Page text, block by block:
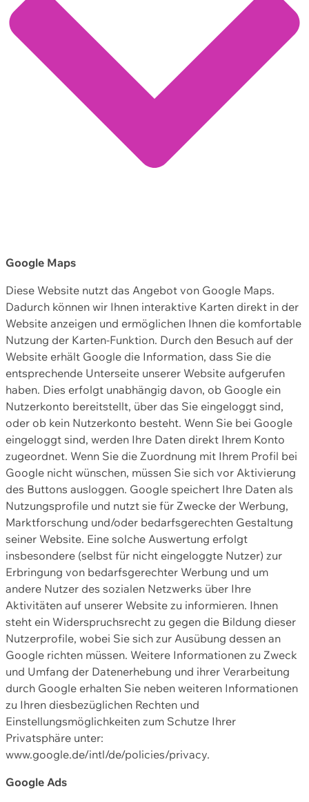
Google Maps
Diese Website nutzt das Angebot von Google Maps.
Dadurch können wir Ihnen interaktive Karten direkt in der
Website anzeigen und ermöglichen Ihnen die komfortable
Nutzung der Karten-Funktion. Durch den Besuch auf der
Website erhält Google die Information, dass Sie die
entsprechende Unterseite unserer Website aufgerufen
haben. Dies erfolgt unabhängig davon, ob Google ein
Nutzerkonto bereitstellt, über das Sie eingeloggt sind,
oder ob kein Nutzerkonto besteht. Wenn Sie bei Google
eingeloggt sind, werden Ihre Daten direkt Ihrem Konto
zugeordnet. Wenn Sie die Zuordnung mit Ihrem Profil bei
Google nicht wünschen, müssen Sie sich vor Aktivierung
des Buttons ausloggen. Google speichert Ihre Daten als
Nutzungsprofile und nutzt sie für Zwecke der Werbung,
Marktforschung und/oder bedarfsgerechten Gestaltung
seiner Website. Eine solche Auswertung erfolgt
insbesondere (selbst für nicht eingeloggte Nutzer) zur
Erbringung von bedarfsgerechter Werbung und um
andere Nutzer des sozialen Netzwerks über Ihre
Aktivitäten auf unserer Website zu informieren. Ihnen
steht ein Widerspruchsrecht zu gegen die Bildung dieser
Nutzerprofile, wobei Sie sich zur Ausübung dessen an
Google richten müssen. Weitere Informationen zu Zweck
und Umfang der Datenerhebung und ihrer Verarbeitung
durch Google erhalten Sie neben weiteren Informationen
zu Ihren diesbezüglichen Rechten und
Einstellungsmöglichkeiten zum Schutze Ihrer
Privatsphäre unter:
www.google.de/intl/de/policies/privacy.
Google Ads